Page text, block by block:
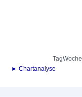
TagWoche
► Chartanalyse